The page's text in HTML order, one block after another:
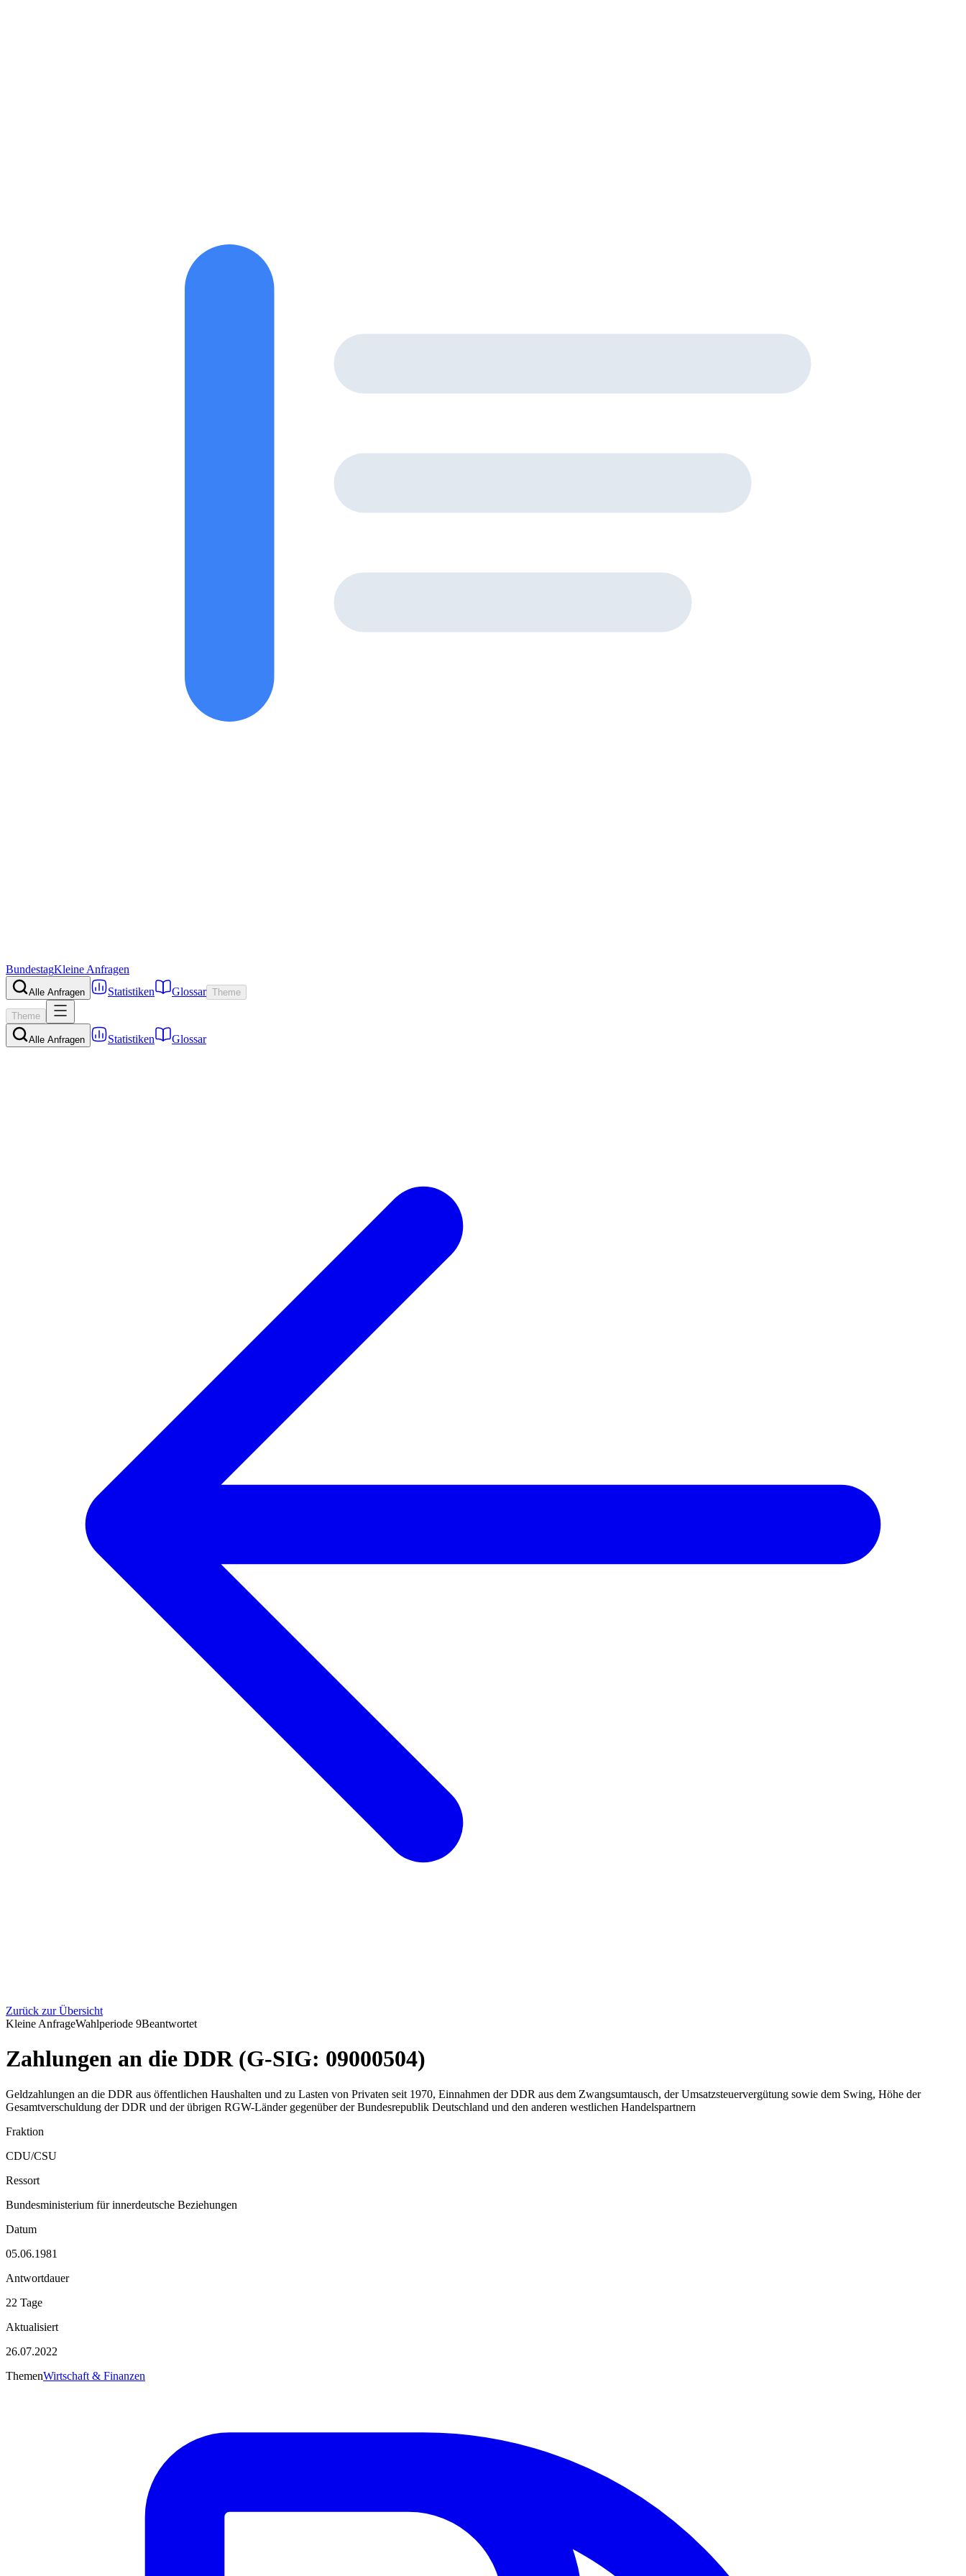
BundestagKleine Anfragen
Alle Anfragen Statistiken Glossar Theme
Theme
Alle Anfragen Statistiken Glossar
Zurück zur Übersicht
Kleine AnfrageWahlperiode 9Beantwortet
Zahlungen an die DDR (G-SIG: 09000504)
Geldzahlungen an die DDR aus öffentlichen Haushalten und zu Lasten von Privaten seit 1970, Einnahmen der DDR aus dem Zwangsumtausch, der Umsatzsteuervergütung sowie dem Swing, Höhe der
Gesamtverschuldung der DDR und der übrigen RGW-Länder gegenüber der Bundesrepublik Deutschland und den anderen westlichen Handelspartnern
Fraktion
CDU/CSU
Ressort
Bundesministerium für innerdeutsche Beziehungen
Datum
05.06.1981
Antwortdauer
22 Tage
Aktualisiert
26.07.2022
ThemenWirtschaft & Finanzen